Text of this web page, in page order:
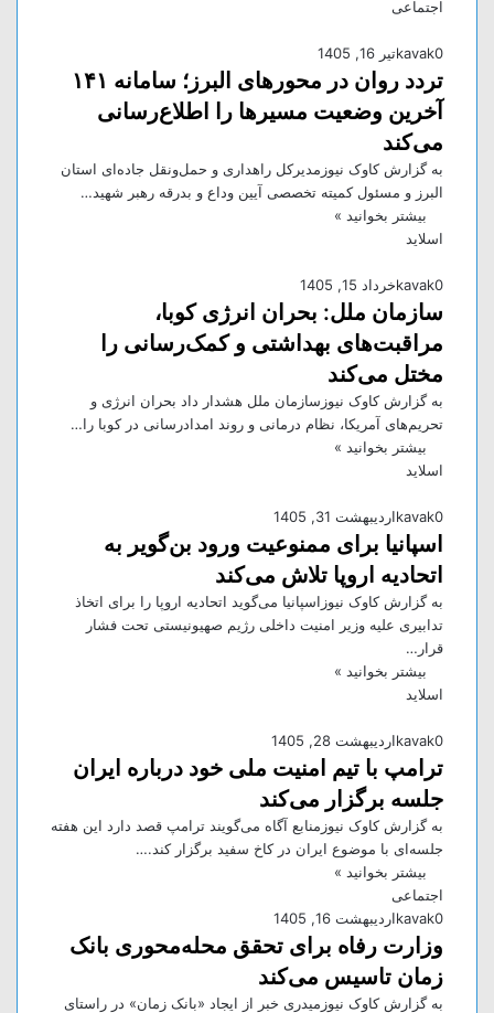
اجتماعی
kavakتیر 16, 1405 0
تردد روان در محورهای البرز؛ سامانه ۱۴۱
آخرین وضعیت مسیرها را اطلاع‌رسانی
می‌کند
به گزارش کاوک نیوزمدیرکل راهداری و حمل‌ونقل جاده‌ای استان
البرز و مسئول کمیته تخصصی آیین وداع و بدرقه رهبر شهید…
بیشتر بخوانید »
اسلاید
kavakخرداد 15, 1405 0
سازمان ملل: بحران انرژی کوبا،
مراقبت‌های بهداشتی و کمک‌رسانی را
مختل می‌کند
به گزارش کاوک نیوزسازمان ملل هشدار داد بحران انرژی و
تحریم‌های آمریکا، نظام درمانی و روند امدادرسانی در کوبا را…
بیشتر بخوانید »
اسلاید
kavakاردیبهشت 31, 1405 0
اسپانیا برای ممنوعیت ورود بن‌گویر به
اتحادیه اروپا تلاش می‌کند
به گزارش کاوک نیوزاسپانیا می‌گوید اتحادیه اروپا را برای اتخاذ
تدابیری علیه وزیر امنیت داخلی رژیم صهیونیستی تحت فشار
قرار…
بیشتر بخوانید »
اسلاید
kavakاردیبهشت 28, 1405 0
ترامپ با تیم امنیت ملی خود درباره ایران
جلسه برگزار می‌کند
به گزارش کاوک نیوزمنابع آگاه می‌گویند ترامپ قصد دارد این هفته
جلسه‌ای با موضوع ایران در کاخ سفید برگزار کند.…
بیشتر بخوانید »
اجتماعی
kavakاردیبهشت 16, 1405 0
وزارت رفاه برای تحقق محله‌محوری بانک
زمان تاسیس می‌کند
به گزارش کاوک نیوزمیدری خبر از ایجاد «بانک زمان» در راستای